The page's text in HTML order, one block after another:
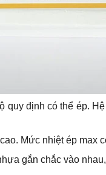
quy định có thể ép.
Mức nhiệt ép max
gắn chắc vào